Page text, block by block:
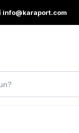
info@karaport.com